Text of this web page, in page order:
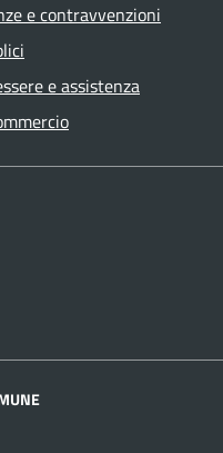
e contravvenzioni
e assistenza